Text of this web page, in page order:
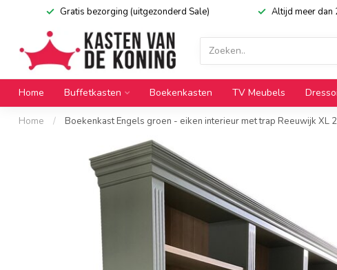
Gratis bezorging (uitgezonderd Sale) Altijd meer dan
Home Buffetkasten Boekenkasten TV Meubels
Home / Boekenkast Engels groen - eiken interieur met trap Reeuwijk XL